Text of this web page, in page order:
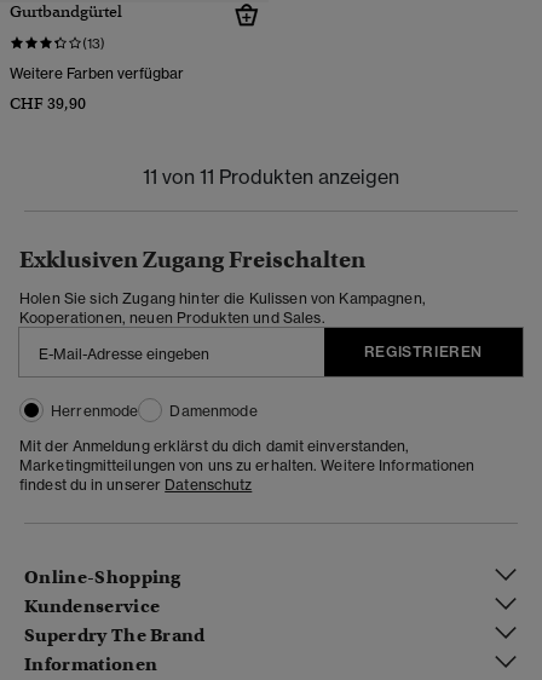
Gurtbandgürtel
(13)
Weitere Farben verfügbar
CHF 39,90
11 von 11 Produkten anzeigen
Exklusiven Zugang Freischalten
Holen Sie sich Zugang hinter die Kulissen von Kampagnen,
Kooperationen, neuen Produkten und Sales.
REGISTRIEREN
Herrenmode
Damenmode
Mit der Anmeldung erklärst du dich damit einverstanden,
Marketingmitteilungen von uns zu erhalten. Weitere Informationen
findest du in unserer Datenschutz
Online-Shopping
Kundenservice
Superdry The Brand
Informationen